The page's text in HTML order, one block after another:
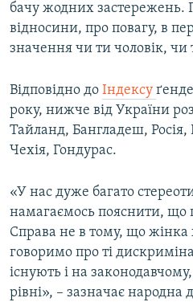
бачу жодних застережень.
відносини, про повагу, в
значення чи ти чоловік,
Відповідно до Індексу
року, нижче від України
Тайланд, Бангладеш, Росія,
Чехія, Гондурас.
«У нас дуже багато
намагаємось пояснити, що
Справа не в тому, що жінка
говоримо про ті
існують і на
рівні», – зазначає народна